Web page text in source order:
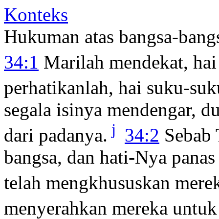
Konteks
Hukuman atas bangsa-
34:1 Marilah mendekat,
perhatikanlah, hai suku-
segala isinya mendengar,
dari padanya. j 34:2
bangsa, dan hati-Nya
telah mengkhususkan
menyerahkan mereka